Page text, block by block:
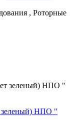
, Роторные
зеленый) НПО "